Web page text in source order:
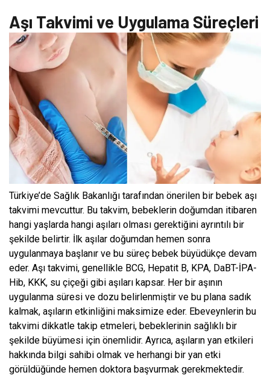
Aşı Takvimi ve Uygulama Süreçleri
Türkiye’de Sağlık Bakanlığı tarafından önerilen bir bebek aşı
takvimi mevcuttur. Bu takvim, bebeklerin doğumdan itibaren
hangi yaşlarda hangi aşıları olması gerektiğini ayrıntılı bir
şekilde belirtir. İlk aşılar doğumdan hemen sonra
uygulanmaya başlanır ve bu süreç bebek büyüdükçe devam
eder. Aşı takvimi, genellikle BCG, Hepatit B, KPA, DaBT-İPA-
Hib, KKK, su çiçeği gibi aşıları kapsar. Her bir aşının
uygulanma süresi ve dozu belirlenmiştir ve bu plana sadık
kalmak, aşıların etkinliğini maksimize eder. Ebeveynlerin bu
takvimi dikkatle takip etmeleri, bebeklerinin sağlıklı bir
şekilde büyümesi için önemlidir. Ayrıca, aşıların yan etkileri
hakkında bilgi sahibi olmak ve herhangi bir yan etki
görüldüğünde hemen doktora başvurmak gerekmektedir.